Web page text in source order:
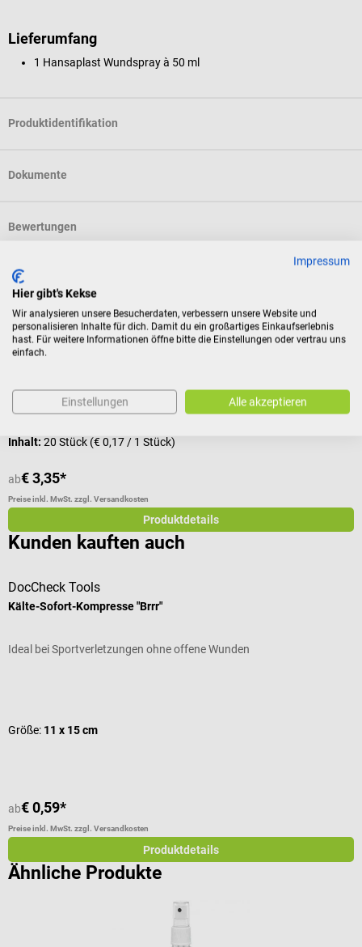
Lieferumfang
1 Hansaplast Wundspray à 50 ml
Produktidentifikation
Dokumente
Bewertungen
Zubehör
Hansaplast
PAW Patrol Pflaster
Kinderfreundliche Pflaster mit PAW Patrol-Motiven
Inhalt: 20 Stück (€ 0,17 / 1 Stück)
ab€ 3,35*
Preise inkl. MwSt. zzgl. Versandkosten
Produktdetails
Kunden kauften auch
DocCheck Tools
Kälte-Sofort-Kompresse "Brrr"
Ideal bei Sportverletzungen ohne offene Wunden
Größe: 11 x 15 cm
ab€ 0,59*
Preise inkl. MwSt. zzgl. Versandkosten
Produktdetails
Ähnliche Produkte
Impressum
Hier gibt's Kekse
Wir analysieren unsere Besucherdaten, verbessern unsere Website und
personalisieren Inhalte für dich. Damit du ein großartiges Einkaufserlebnis
hast. Für weitere Informationen öffne bitte die Einstellungen oder vertrau uns
einfach.
Einstellungen Alle akzeptieren